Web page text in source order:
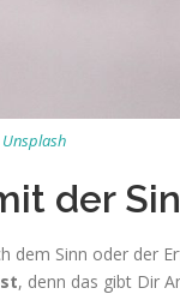
Unsplash
der
dem Sinn oder der
, denn das gibt Dir